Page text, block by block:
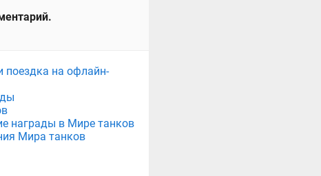
поездка на офлайн-
награды в Мире танков
Мира танков